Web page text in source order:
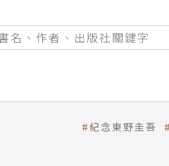
紀念東野圭吾